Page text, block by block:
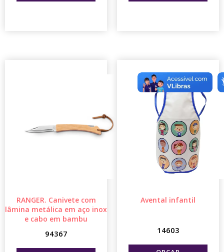
RANGER. Canivete com
lâmina metálica em aço inox
e cabo em bambu
94367
Avental infantil
14603